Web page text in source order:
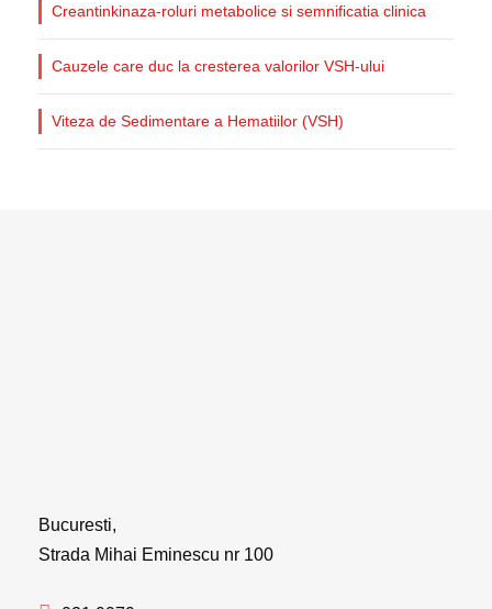
Creantinkinaza-roluri metabolice si semnificatia clinica
Cauzele care duc la cresterea valorilor VSH-ului
Viteza de Sedimentare a Hematiilor (VSH)
Bucuresti,
Strada Mihai Eminescu nr 100